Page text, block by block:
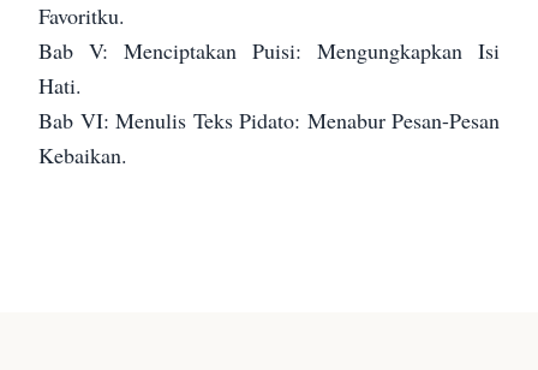
Favoritku.
Bab V: Menciptakan Puisi: Mengungkapkan Isi
Hati.
Bab VI: Menulis Teks Pidato: Menabur Pesan-Pesan
Kebaikan.